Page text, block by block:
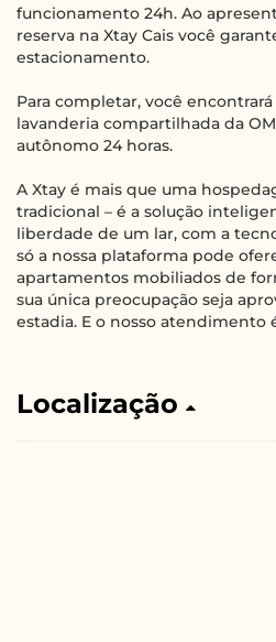
funcionamento 24h. Ao
reserva na Xtay Cais você
estacionamento.
Para completar, você
lavanderia compartilhada da
autônomo 24 horas.
A Xtay é mais que uma
tradicional – é a solução
liberdade de um lar, com a
só a nossa plataforma pode
apartamentos mobiliados de
sua única preocupação seja
estadia. E o nosso atendimento
Localização